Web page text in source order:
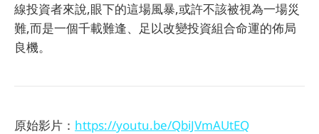
線投資者來說,眼下的這場風暴,或許不該被視為一場災
難,而是一個千載難逢、足以改變投資組合命運的佈局
良機。
原始影片： https://youtu.be/QbiJVmAUtEQ